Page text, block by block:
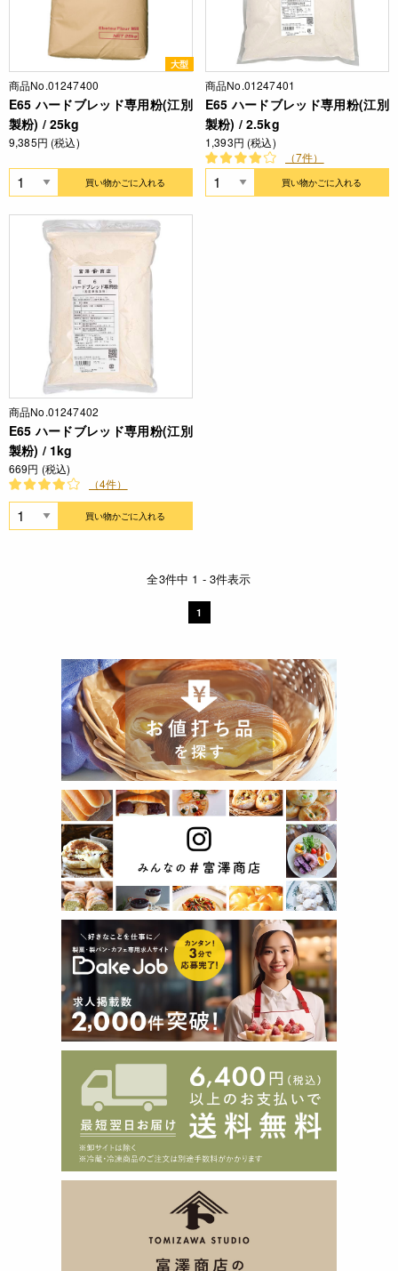
大型
商品No.01247400
E65 ハードブレッド専用粉(江別
製粉) / 25kg
9,385円 (税込)
買い物かごに入れる
商品No.01247401
E65 ハードブレッド専用粉(江別
製粉) / 2.5kg
1,393円 (税込)
（7件）
買い物かごに入れる
商品No.01247402
E65 ハードブレッド専用粉(江別
製粉) / 1kg
669円 (税込)
（4件）
買い物かごに入れる
全3件中 1 - 3件表示
1